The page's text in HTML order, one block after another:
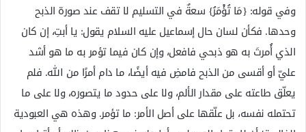
وفي قوله: {مَا تُؤْمَرُ} سعةٌ في التسليم لا تقف عند صورة الذبح
وحدها. فكأن لسان حال إسماعيل عليه السلام يقول: يا أبتِ، إن كان
الذي أُمرتَ به هو ذبحي فافعل، وإن كان فيما تؤمر به ما هو أشد
عليّ أو أقسى من الذبح فامضِ فيه أيضًا، ما دام أمرًا من الله. فلم
يعلّق طاعته على مقدار الألم، ولا على حدود ما يتصوره، ولا على ما
تحتمله نفسه، بل علّقها على أصل الأمر: ما تؤمر. وهذه هي العبودية